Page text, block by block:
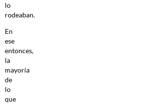
lo
rodeaban.
En
ese
entonces,
la
mayoría
de
lo
que